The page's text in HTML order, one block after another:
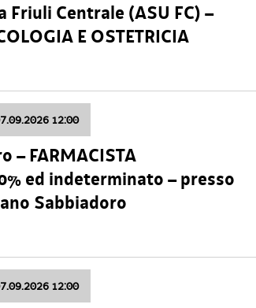
Centrale (ASU FC) –
E OSTETRICIA
12:00
– FARMACISTA
ed indeterminato – presso
Sabbiadoro
12:00